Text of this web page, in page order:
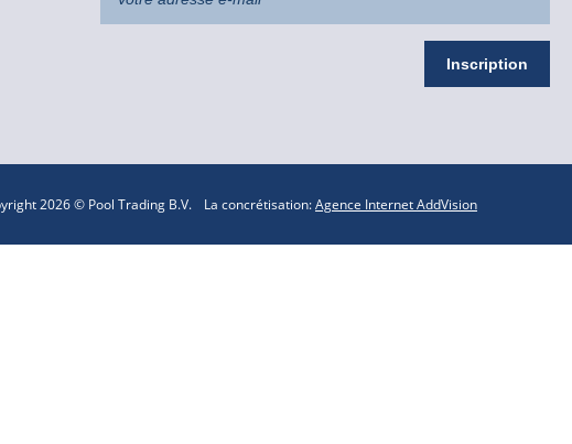
2026 © Pool Trading B.V. La concrétisation:Agence Internet AddVision